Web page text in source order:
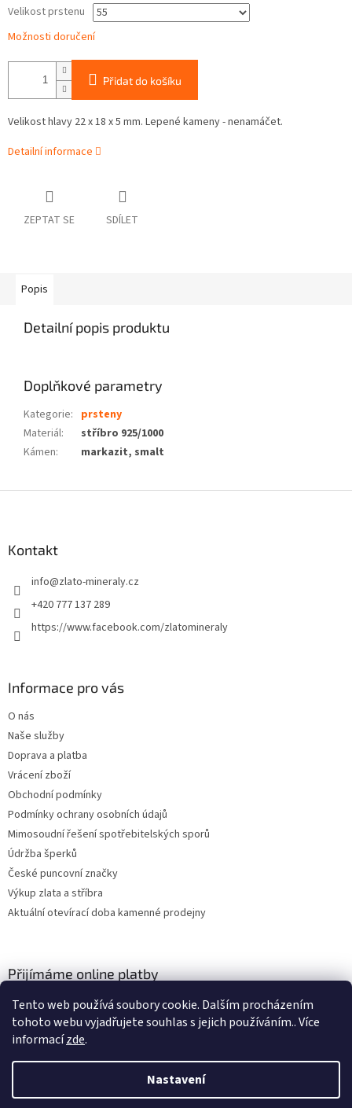
Tento web používá soubory cookie. Dalším procházením
tohoto webu vyjadřujete souhlas s jejich používáním.. Více
informacízde.
Nastavení
Velikost prstenu
Možnosti doručení
Přidat do košíku
Velikost hlavy 22 x 18 x 5 mm. Lepené kameny - nenamáčet.
Detailní informace
ZEPTAT SE SDÍLET
Popis
Detailní popis produktu
Doplňkové parametry
Kategorie: prsteny
Materiál:
stříbro 925/1000
Kámen: markazit, smalt
Kontakt
info@zlato-mineraly.cz
+420 777 137 289
https://www.facebook.com/zlatomineraly
Informace pro vás
O nás
Naše služby
Doprava a platba
Vrácení zboží
Obchodní podmínky
Podmínky ochrany osobních údajů
Mimosoudní řešení spotřebitelských sporů
Údržba šperků
České puncovní značky
Výkup zlata a stříbra
Aktuální otevírací doba kamenné prodejny
Přijímáme online platby
Vytvořil Shoptet